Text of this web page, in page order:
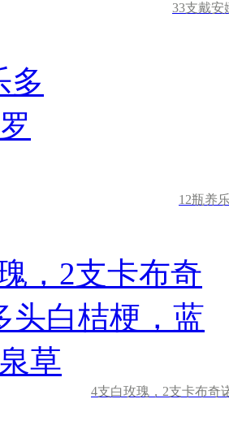
33支戴安
12瓶养
4支白玫瑰，2支卡布奇